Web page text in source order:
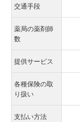
交通手段
薬局の薬剤師
数
提供サービス
各種保険の取
り扱い
支払い方法